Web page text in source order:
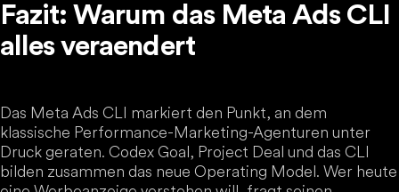
Fazit: Warum das Meta Ads CLI
alles veraendert
Das Meta Ads CLI markiert den Punkt, an dem
klassische Performance-Marketing-Agenturen unter
Druck geraten. Codex Goal, Project Deal und das CLI
bilden zusammen das neue Operating Model. Wer heute